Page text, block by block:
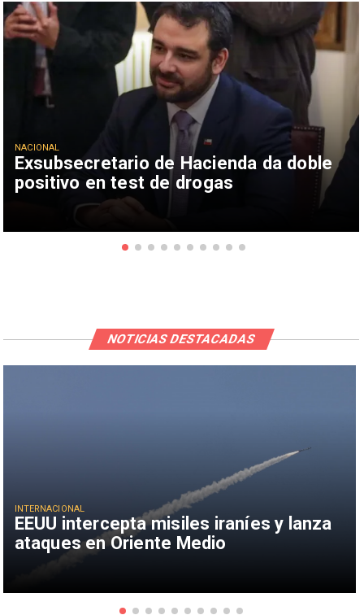
Exsubsecretario de Hacienda da doble
positivo en test de drogas
NACIONAL
EEUU intercepta misiles iraníes y lanza
ataques en Oriente Medio
INTERNACIONAL
NOTICIAS DESTACADAS